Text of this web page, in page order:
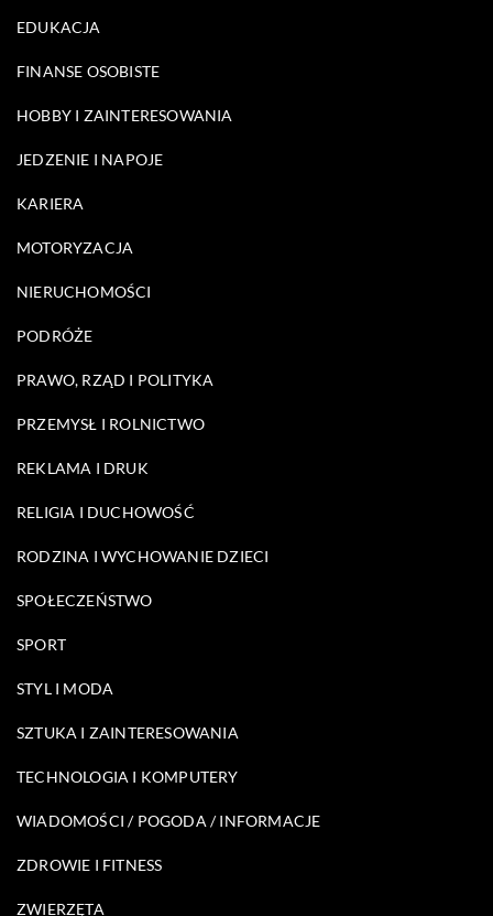
EDUKACJA
FINANSE OSOBISTE
HOBBY I ZAINTERESOWANIA
JEDZENIE I NAPOJE
KARIERA
MOTORYZACJA
NIERUCHOMOŚCI
PODRÓŻE
PRAWO, RZĄD I POLITYKA
PRZEMYSŁ I ROLNICTWO
REKLAMA I DRUK
RELIGIA I DUCHOWOŚĆ
RODZINA I WYCHOWANIE DZIECI
SPOŁECZEŃSTWO
SPORT
STYL I MODA
SZTUKA I ZAINTERESOWANIA
TECHNOLOGIA I KOMPUTERY
WIADOMOŚCI / POGODA / INFORMACJE
ZDROWIE I FITNESS
ZWIERZĘTA